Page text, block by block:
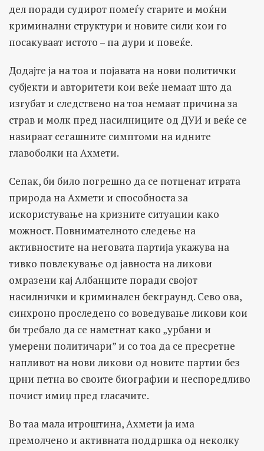
дел поради судирот помеѓу старите и моќни
криминални структури и новите сили кои го
посакуваат истото – па дури и повеќе.
Додајте ја на тоа и појавата на нови политички
субјекти и авторитети кои веќе немаат што да
изгубат и следствено на тоа немаат причина за
страв и молк пред насилниците од ДУИ и веќе се
наѕираат сегашните симптоми на идните
главоболки на Ахмети.
Сепак, би било погрешно да се потценат итрата
природа на Ахмети и способноста за
искористување на кризните ситуации како
можност. Повнимателното следење на
активностите на неговата партија укажува на
тивко повлекување од јавноста на ликови
омразени кај Албанците поради својот
насилнички и криминален бекграунд. Сево ова,
синхроно проследено со воведување ликови кои
би требало да се наметнат како „урбани и
умерени политичари” и со тоа да се пресретне
напливот на нови ликови од новите партии без
црни петна во своите биографии и неспоредливо
почист имиџ пред гласачите.
Во таа мала итроштина, Ахмети ја има
премолчено и активната поддршка од неколку